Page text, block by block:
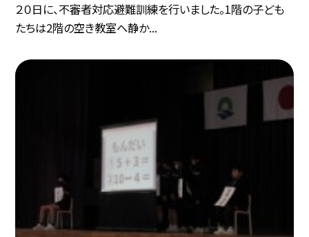
２０日に、不審者対応避難訓練を行いました。1階の子ども
たちは2階の空き教室へ静か...